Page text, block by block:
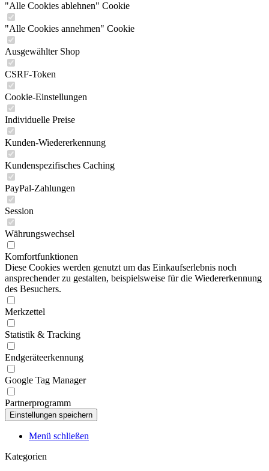
"Alle Cookies ablehnen" Cookie
"Alle Cookies annehmen" Cookie
Ausgewählter Shop
CSRF-Token
Cookie-Einstellungen
Individuelle Preise
Kunden-Wiedererkennung
Kundenspezifisches Caching
PayPal-Zahlungen
Session
Währungswechsel
Komfortfunktionen
Diese Cookies werden genutzt um das Einkaufserlebnis noch
ansprechender zu gestalten, beispielsweise für die Wiedererkennung
des Besuchers.
Merkzettel
Statistik & Tracking
Endgeräteerkennung
Google Tag Manager
Partnerprogramm
Menü schließen
Kategorien